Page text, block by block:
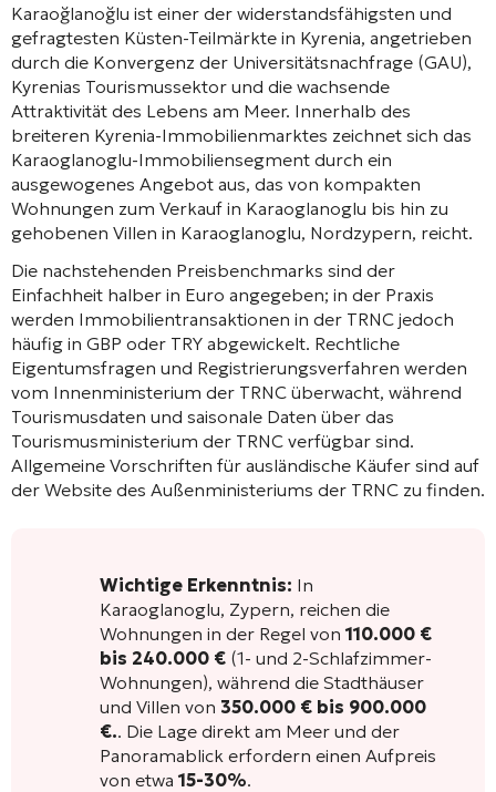
Karaoğlanoğlu ist einer der widerstandsfähigsten und
gefragtesten Küsten-Teilmärkte in Kyrenia, angetrieben
durch die Konvergenz der Universitätsnachfrage (GAU),
Kyrenias Tourismussektor und die wachsende
Attraktivität des Lebens am Meer. Innerhalb des
breiteren Kyrenia-Immobilienmarktes zeichnet sich das
Karaoglanoglu-Immobiliensegment durch ein
ausgewogenes Angebot aus, das von kompakten
Wohnungen zum Verkauf in Karaoglanoglu bis hin zu
gehobenen Villen in Karaoglanoglu, Nordzypern, reicht.
Die nachstehenden Preisbenchmarks sind der
Einfachheit halber in Euro angegeben; in der Praxis
werden Immobilientransaktionen in der TRNC jedoch
häufig in GBP oder TRY abgewickelt. Rechtliche
Eigentumsfragen und Registrierungsverfahren werden
vom Innenministerium der TRNC überwacht, während
Tourismusdaten und saisonale Daten über das
Tourismusministerium der TRNC verfügbar sind.
Allgemeine Vorschriften für ausländische Käufer sind auf
der Website des Außenministeriums der TRNC zu finden.
Wichtige Erkenntnis: In
Karaoglanoglu, Zypern, reichen die
Wohnungen in der Regel von 110.000 €
bis 240.000 € (1- und 2-Schlafzimmer-
Wohnungen), während die Stadthäuser
und Villen von 350.000 € bis 900.000
€.. Die Lage direkt am Meer und der
Panoramablick erfordern einen Aufpreis
von etwa 15-30%.